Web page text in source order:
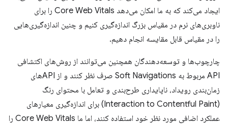
ایجاد می‌کند که به ما امکان می‌دهد Core Web Vitals را برای
ناوبری‌های نرم در مقیاس بزرگ اندازه‌گیری کنیم و چنین اندازه‌گیری‌هایی
را در مقیاس قابل مقایسه انجام دهیم.
چارچوب‌ها و توسعه‌دهندگان همچنین می‌توانند از روش‌های اکتشافی
API مربوط به Soft Navigations صرف نظر کنند و از APIهای
زمان‌بندی رویداد، ناپایداری طرح‌بندی و تعامل با محتوای رنگ
(Interaction to Contentful Paint) برای اندازه‌گیری معیارهای
عملکرد اضافی مورد نظر خود استفاده کنند، اما ما Core Web Vitals را